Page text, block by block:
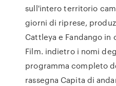
sull'intero territorio
giorni di riprese,
Cattleya e Fandango in
Film. indietro i nomi
programma completo
rassegna Capita di